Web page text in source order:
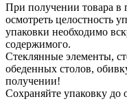
При получении товара в
осмотреть целостность
упаковки необходимо
содержимого.
Стеклянные элементы,
обеденных столов,
получении!
Сохраняйте упаковку до